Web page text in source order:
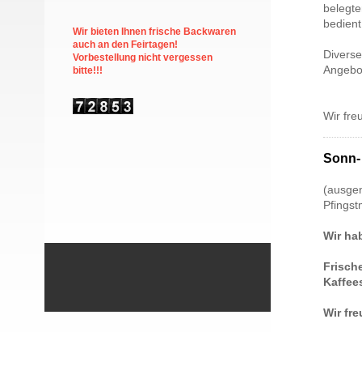
Wir bieten Ihnen frische Backwaren
auch an den Feirtagen!
Vorbestellung nicht vergessen
bitte!!!
Wir
Wir
Wir